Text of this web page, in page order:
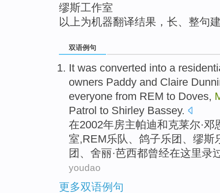
缪斯工作室
以上为机器翻译结果，长、整句
双语例句
It was converted into a
owners Paddy and Claire
everyone from REM to Doves,
Patrol to Shirley Bassey.
在2002年房主帕迪和克莱尔·邓
室,REM乐队、 鸽子乐团、 缪斯
团、舍丽·芭西都曾经在这里录
youdao
更多双语例句